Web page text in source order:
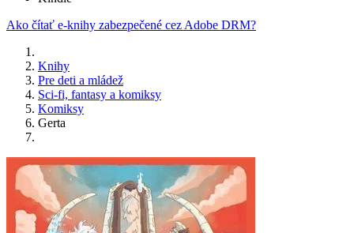
Ako čítať e-knihy zabezpečené cez Adobe DRM?
Knihy
Pre deti a mládež
Sci-fi, fantasy a komiksy
Komiksy
Gerta